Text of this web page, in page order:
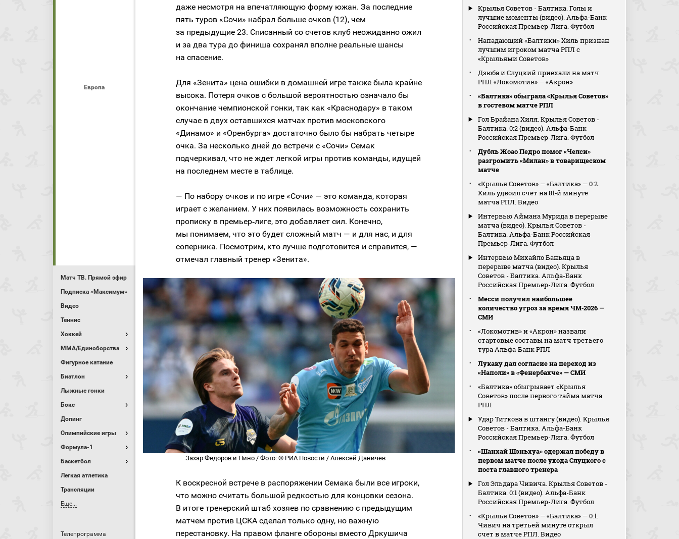
Европа
Матч ТВ. Прямой эфир
Подписка «Максимум»
Видео
Теннис
Хоккей
MMA/Единоборства
Фигурное катание
Биатлон
Лыжные гонки
Бокс
Допинг
Олимпийские игры
Формула-1
Баскетбол
Легкая атлетика
Трансляции
Еще...
Телепрограмма
даже несмотря на впечатляющую форму южан. За последние
пять туров «Сочи» набрал больше очков (12), чем
за предыдущие 23. Списанный со счетов клуб неожиданно ожил
и за два тура до финиша сохранял вполне реальные шансы
на спасение.
Для «Зенита» цена ошибки в домашней игре также была крайне
высока. Потеря очков с большой вероятностью означало бы
окончание чемпионской гонки, так как «Краснодару» в таком
случае в двух оставшихся матчах против московского
«Динамо» и «Оренбурга» достаточно было бы набрать четыре
очка. За несколько дней до встречи с «Сочи» Семак
подчеркивал, что не ждет легкой игры против команды, идущей
на последнем месте в таблице.
— По набору очков и по игре «Сочи» — это команда, которая
играет с желанием. У них появилась возможность сохранить
прописку в премьер‑лиге, это добавляет сил. Конечно,
мы понимаем, что это будет сложный матч — и для нас, и для
соперника. Посмотрим, кто лучше подготовится и справится, —
отмечал главный тренер «Зенита».
Захар Федоров и Нино / Фото: © РИА Новости / Алексей Даничев
К воскресной встрече в распоряжении Семака были все игроки,
что можно считать большой редкостью для концовки сезона.
В итоге тренерский штаб хозяев по сравнению с предыдущим
матчем против ЦСКА сделал только одну, но важную
перестановку. На правом фланге обороны вместо Дркушича
Крылья Советов - Балтика. Голы и
лучшие моменты (видео). Альфа-Банк
Российская Премьер-Лига. Футбол
Нападающий «Балтики» Хиль признан
лучшим игроком матча РПЛ с
«Крыльями Советов»
Дзюба и Слуцкий приехали на матч
РПЛ «Локомотив» — «Акрон»
«Балтика» обыграла «Крылья Советов»
в гостевом матче РПЛ
Гол Брайана Хиля. Крылья Советов -
Балтика. 0:2 (видео). Альфа-Банк
Российская Премьер-Лига. Футбол
Дубль Жоао Педро помог «Челси»
разгромить «Милан» в товарищеском
матче
«Крылья Советов» — «Балтика» — 0:2.
Хиль удвоил счет на 81‑й минуте
матча РПЛ. Видео
Интервью Аймана Мурида в перерыве
матча (видео). Крылья Советов -
Балтика. Альфа-Банк Российская
Премьер-Лига. Футбол
Интервью Михайло Баньяца в
перерыве матча (видео). Крылья
Советов - Балтика. Альфа-Банк
Российская Премьер-Лига. Футбол
Месси получил наибольшее
количество угроз за время ЧМ‑2026 —
СМИ
«Локомотив» и «Акрон» назвали
стартовые составы на матч третьего
тура Альфа‑Банк РПЛ
Лукаку дал согласие на переход из
«Наполи» в «Фенербахче» — СМИ
«Балтика» обыгрывает «Крылья
Советов» после первого тайма матча
РПЛ
Удар Титкова в штангу (видео). Крылья
Советов - Балтика. Альфа-Банк
Российская Премьер-Лига. Футбол
«Шанхай Шэньхуа» одержал победу в
первом матче после ухода Слуцкого с
поста главного тренера
Гол Эльдара Чивича. Крылья Советов -
Балтика. 0:1 (видео). Альфа-Банк
Российская Премьер-Лига. Футбол
«Крылья Советов» — «Балтика» — 0:1.
Чивич на третьей минуте открыл
счет в матче РПЛ. Видео